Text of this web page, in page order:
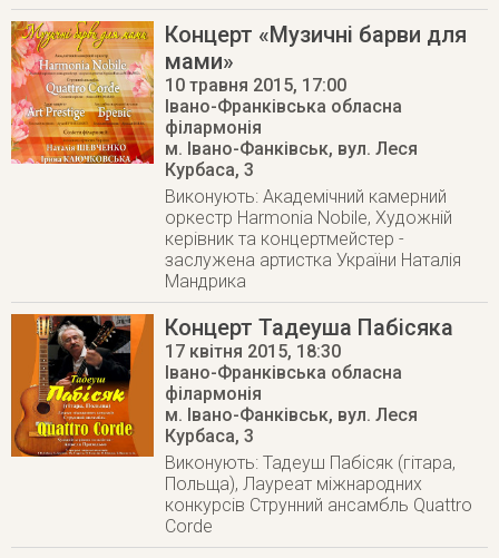
Концерт «Музичні барви для
мами»
10 травня 2015, 17:00
Івано-Франківська обласна
філармонія
м. Івано-Фанківськ, вул. Леся
Курбаса, 3
Виконують: Академічний камерний
оркестр Harmonia Nobile, Художній
керівник та концертмейстер -
заслужена артистка України Наталія
Мандрика
Концерт Тадеуша Пабісяка
17 квітня 2015, 18:30
Івано-Франківська обласна
філармонія
м. Івано-Фанківськ, вул. Леся
Курбаса, 3
Виконують: Тадеуш Пабісяк (гітара,
Польща), Лауреат міжнародних
конкурсів Струнний ансамбль Quattro
Corde